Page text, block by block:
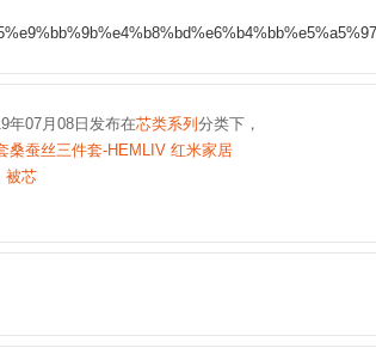
年07月08日发布在芯类系列分类下，
桑蚕丝三件套-HEMLIV 红米家居
被芯